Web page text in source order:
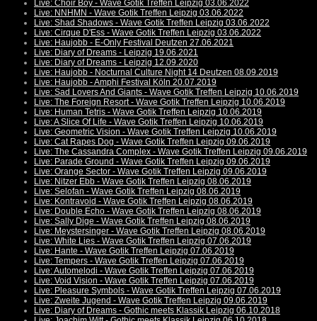
Live: Choir Boy - Wave Gotik Treffen Leipzig 03.06.2022
Live: NNHMN - Wave Gotik Treffen Leipzig 03.06.2022
Live: Shad Shadows - Wave Gotik Treffen Leipzig 03.06.2022
Live: Cirque D'Ess - Wave Gotik Treffen Leipzig 03.06.2022
Live: Haujobb - E-Only Festival Deutzen 27.06.2021
Live: Diary of Dreams - Leipzig 19.06.2021
Live: Diary of Dreams - Leipzig 12.09.2020
Live: Haujobb - Nocturnal Culture Night 14 Deutzen 08.09.2019
Live: Haujobb - Amphi Festival Köln 20.07.2019
Live: Sad Lovers And Giants - Wave Gotik Treffen Leipzig 10.06.2019
Live: The Foreign Resort - Wave Gotik Treffen Leipzig 10.06.2019
Live: Human Tetris - Wave Gotik Treffen Leipzig 10.06.2019
Live: A Slice Of Life - Wave Gotik Treffen Leipzig 10.06.2019
Live: Geometric Vision - Wave Gotik Treffen Leipzig 10.06.2019
Live: Cat Rapes Dog - Wave Gotik Treffen Leipzig 09.06.2019
Live: The Cassandra Complex - Wave Gotik Treffen Leipzig 09.06.2019
Live: Parade Ground - Wave Gotik Treffen Leipzig 09.06.2019
Live: Orange Sector - Wave Gotik Treffen Leipzig 09.06.2019
Live: Nitzer Ebb - Wave Gotik Treffen Leipzig 08.06.2019
Live: Selofan - Wave Gotik Treffen Leipzig 08.06.2019
Live: Kontravoid - Wave Gotik Treffen Leipzig 08.06.2019
Live: Double Echo - Wave Gotik Treffen Leipzig 08.06.2019
Live: Sally Dige - Wave Gotik Treffen Leipzig 08.06.2019
Live: Meystersinger - Wave Gotik Treffen Leipzig 08.06.2019
Live: White Lies - Wave Gotik Treffen Leipzig 07.06.2019
Live: Hante - Wave Gotik Treffen Leipzig 07.06.2019
Live: Tempers - Wave Gotik Treffen Leipzig 07.06.2019
Live: Automelodi - Wave Gotik Treffen Leipzig 07.06.2019
Live: Void Vision - Wave Gotik Treffen Leipzig 07.06.2019
Live: Pleasure Symbols - Wave Gotik Treffen Leipzig 07.06.2019
Live: Zweite Jugend - Wave Gotik Treffen Leipzig 09.06.2019
Live: Diary of Dreams - Gothic meets Klassik Leipzig 06.10.2018